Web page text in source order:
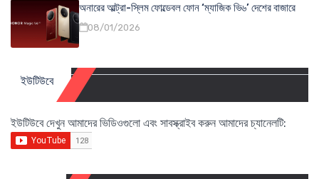
অনারের আল্ট্রা-স্লিম ফোল্ডেবল ফোন ‘ম্যাজিক ভি৬’ দেশের বাজারে
08/01/2026
ইউটিউবে
ইউটিউবে দেখুন আমাদের ভিডিওগুলো এবং সাবস্ক্রাইব করুন আমাদের চ্যানেলটি: